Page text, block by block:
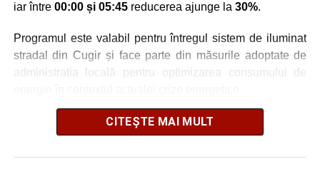
iar între 00:00 și 05:45reducerea ajunge la 30%.
Programul este valabil pentru întregul sistem de iluminat
stradal din Cugir și face parte din măsurile adoptate de
administrația locală pentru optimizarea consumului de
Autoritățile locale precizează că reducerea intensității
este realizată astfel încât să fie menținut un nivel adecvat
de iluminare pe timpul nopții.
CITEȘTE MAI MULT